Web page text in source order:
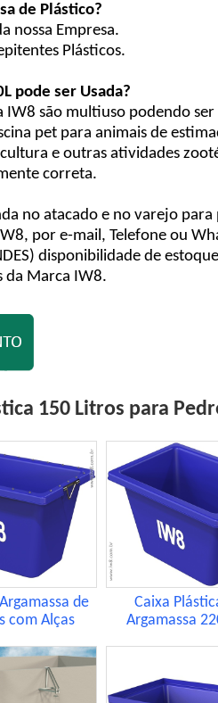
de Plástico?
nossa Empresa.
Plásticos.
pode ser Usada?
IW8 são multiuso podendo
pet para animais de
e outras atividades
correta.
no atacado e no varejo para
por e-mail, Telefone ou
disponibilidade de
da Marca IW8.
150 Litros para
de
com Alças
Caixa
Argamassa